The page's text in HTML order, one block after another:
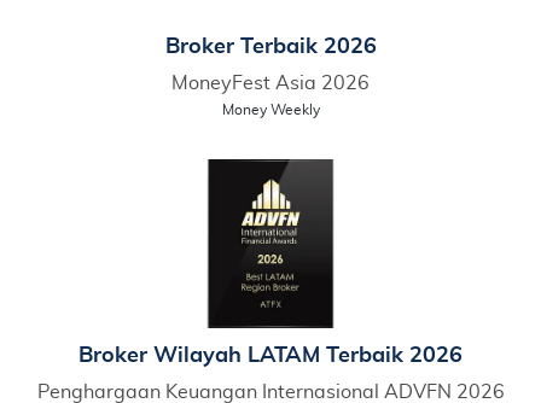
Broker Terbaik 2026
MoneyFest Asia 2026
Money Weekly
Broker Wilayah LATAM Terbaik 2026
Penghargaan Keuangan Internasional ADVFN 2026